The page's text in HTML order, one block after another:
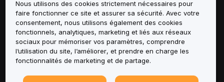
Services
Assistance
Produits
Nous utilisons des cookies strictement nécessaires pour
faire fonctionner ce site et assurer sa sécurité. Avec votre
consentement, nous utilisons également des cookies
fonctionnels, analytiques, marketing et liés aux réseaux
sociaux pour mémoriser vos paramètres, comprendre
l’utilisation du site, l’améliorer, et prendre en charge les
fonctionnalités de marketing et de partage.